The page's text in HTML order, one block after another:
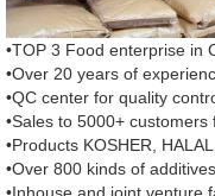
•TOP 3 Food enterprise in
•Over 20 years of
•QC center for quality
•Sales to 5000+
•Products KOSHER,
•Over 800 kinds of